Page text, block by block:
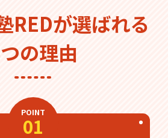
REDが選ばれる
の理由
POINT
01